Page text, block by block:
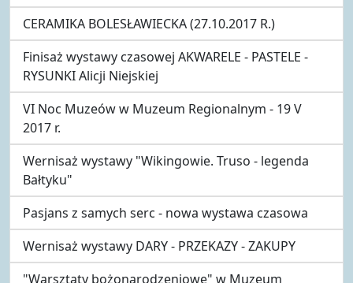
CERAMIKA BOLESŁAWIECKA (27.10.2017 R.)
Finisaż wystawy czasowej AKWARELE - PASTELE -
RYSUNKI Alicji Niejskiej
VI Noc Muzeów w Muzeum Regionalnym - 19 V
2017 r.
Wernisaż wystawy "Wikingowie. Truso - legenda
Bałtyku"
Pasjans z samych serc - nowa wystawa czasowa
Wernisaż wystawy DARY - PRZEKAZY - ZAKUPY
"Warsztaty bożonarodzeniowe" w Muzeum